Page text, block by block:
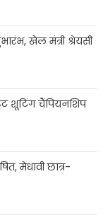
खेल मंत्री श्रेयसी
शूटिंग चैंपियनशिप
मेधावी छात्र-